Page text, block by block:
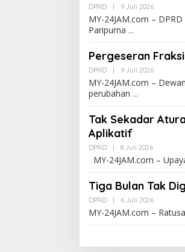
DPRD 9 Juli 2026
MY-24JAM.com –
Paripurna
Pergeseran
DPRD 9 Juli 2026
MY-24JAM.com –
perubahan
Tak Sekadar
Aplikatif
DPRD 8 Juli 2026
MY-24JAM.com –
Tiga Bulan Tak
DPRD 6 Juli 2026
MY-24JAM.com –